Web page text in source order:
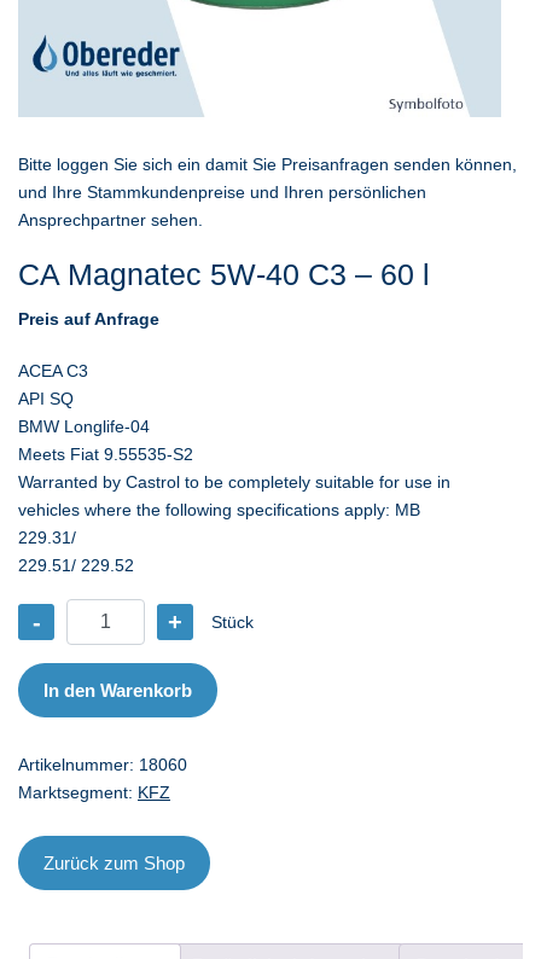
CA Magnatec 5W-40 C3 – 60 l
Preis auf Anfrage
ACEA C3
API SQ
BMW Longlife-04
Meets Fiat 9.55535-S2
Warranted by Castrol to be completely suitable for use in
vehicles where the following specifications apply: MB
229.31/
229.51/ 229.52
CA
Magnatec
5W-
40
-
60
Menge
- + Stück
In den Warenkorb
Artikelnummer: 18060
Marktsegment: KFZ
Zurück zum Shop
Bitte loggen Sie sich ein damit Sie Preisanfragen senden können,
und Ihre Stammkundenpreise und Ihren persönlichen
Ansprechpartner sehen.